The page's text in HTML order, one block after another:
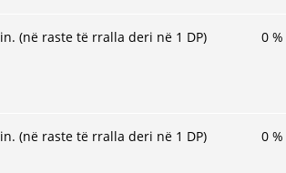
(në raste të rralla deri në 1 DP) 0 %
(në raste të rralla deri në 1 DP) 0 %